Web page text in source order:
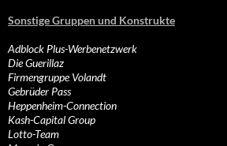
Sonstige Gruppen und Konstrukte
Adblock Plus-Werbenetzwerk
Die Guerillaz
Firmengruppe Volandt
Gebrüder Pass
Heppenheim-Connection
Kash-Capital Group
Lotto-Team